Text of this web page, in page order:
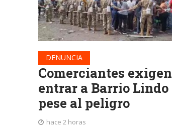
DENUNCIA
Comerciantes exigen
entrar a Barrio Lindo
pese al peligro
hace 2 horas